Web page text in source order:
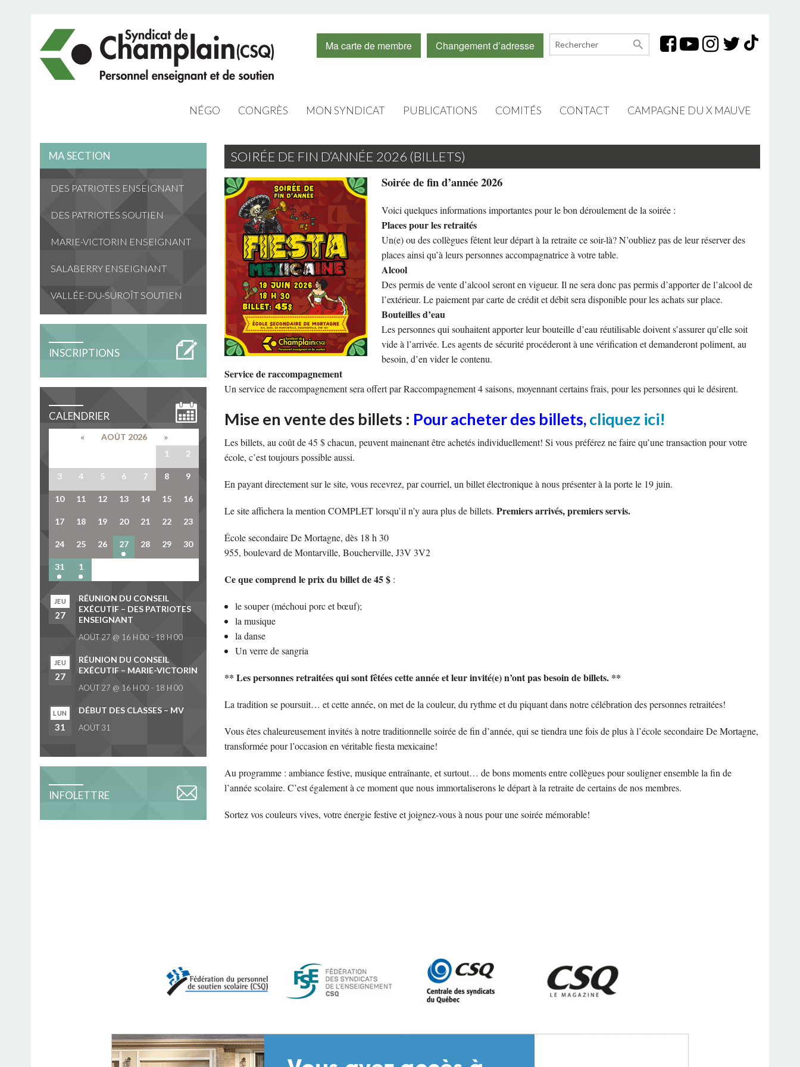
Ma carte de membre Changement d’adresse search
NÉGO
ARCHIVES NÉGO 2020
CONGRÈS MON SYNDICAT
EXÉCUTIFS
PERSONNEL
LOGOS
RABAIS DES MEMBRES
SONDAGES
ZONE CONCOURS
FOIRE AUX QUESTIONS
MALADIES RESPIRATOIRES
ACTIVITÉS
PUBLICATIONS
INFOS
RÉSUMÉ DES ASSEMBLÉES
INFOLETTRE
INFOLETTRE, LES ARCHIVES
COMMUNIQUÉS
COMITÉS
ÉDUCATION DES ADULTES
ÉDUCATION SYNDICALE
SOCIOPOLITIQUE
MOUVEMENT ACTES-CSQ
CONTACT CAMPAGNE DU X MAUVE
SOIRÉE DE FIN D’ANNÉE 2026 (BILLETS)
Soirée de fin d’année 2026
Voici quelques informations importantes pour le bon déroulement de la soirée :
Places pour les retraités
Un(e) ou des collègues fêtent leur départ à la retraite ce soir-là? N’oubliez pas de leur réserver des
places ainsi qu’à leurs personnes accompagnatrice à votre table.
Alcool
Des permis de vente d’alcool seront en vigueur. Il ne sera donc pas permis d’apporter de l’alcool de
l’extérieur. Le paiement par carte de crédit et débit sera disponible pour les achats sur place.
Bouteilles d’eau
Les personnes qui souhaitent apporter leur bouteille d’eau réutilisable doivent s’assurer qu’elle soit
vide à l’arrivée. Les agents de sécurité procéderont à une vérification et demanderont poliment, au
besoin, d’en vider le contenu.
Service de raccompagnement
Un service de raccompagnement sera offert par Raccompagnement 4 saisons, moyennant certains frais, pour les personnes qui le désirent.
Mise en vente des billets : Pour acheter des billets,cliquez ici!
Les billets, au coût de 45 $ chacun, peuvent mainenant être achetés individuellement! Si vous préférez ne faire qu’une transaction pour votre
école, c’est toujours possible aussi.
En payant directement sur le site, vous recevrez, par courriel, un billet électronique à nous présenter à la porte le 19 juin.
Le site affichera la mention COMPLET lorsqu’il n’y aura plus de billets. Premiers arrivés, premiers servis.
École secondaire De Mortagne, dès 18 h 30
955, boulevard de Montarville, Boucherville, J3V 3V2
Ce que comprend le prix du billet de 45 $ :
le souper (méchoui porc et bœuf);
la musique
la danse
Un verre de sangria
** Les personnes retraitées qui sont fêtées cette année et leur invité(e) n’ont pas besoin de billets. **
La tradition se poursuit… et cette année, on met de la couleur, du rythme et du piquant dans notre célébration des personnes retraitées!
Vous êtes chaleureusement invités à notre traditionnelle soirée de fin d’année, qui se tiendra une fois de plus à l’école secondaire De Mortagne,
transformée pour l’occasion en véritable fiesta mexicaine!
Au programme : ambiance festive, musique entraînante, et surtout… de bons moments entre collègues pour souligner ensemble la fin de
l’année scolaire. C’est également à ce moment que nous immortaliserons le départ à la retraite de certains de nos membres.
Sortez vos couleurs vives, votre énergie festive et joignez-vous à nous pour une soirée mémorable!
MA SECTION
DES PATRIOTES ENSEIGNANT
DES PATRIOTES SOUTIEN
MARIE-VICTORIN ENSEIGNANT
SALABERRY ENSEIGNANT
VALLÉE-DU-SUROÎT SOUTIEN
INSCRIPTIONS
CALENDRIER
« AOÛT 2026
»
1 2
3 4 5 6 7 8 9
10 11 12 13 14 15 16
17 18 19 20 21 22 23
24 25 26 27 28 29 30
31 1
JEU
27
RÉUNION DU CONSEIL
EXÉCUTIF – DES PATRIOTES
ENSEIGNANT
AOÛT 27 @ 16 H 00 - 18 H 00
JEU
27
RÉUNION DU CONSEIL
EXÉCUTIF – MARIE-VICTORIN
AOÛT 27 @ 16 H 00 - 18 H 00
LUN
31
DÉBUT DES CLASSES – MV
AOÛT 31
INFOLETTRE